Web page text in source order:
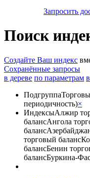
Запросить
Поиск
Создайте Ваш индекс
Сохранённые запросы
в дереве по параметрам
Подгруппа
периодичность)×
ИндексыАлжир
балансАнгола
баланс
торговый баланс
балансБенин
балансБуркина-